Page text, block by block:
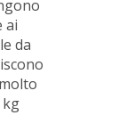
ai
da
kg